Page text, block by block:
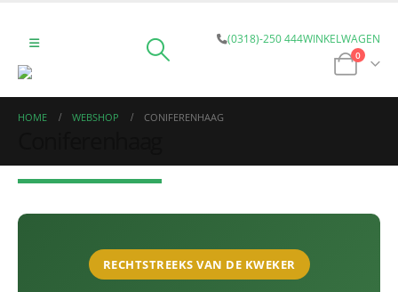
(0318)-250 444WINKELWAGEN
0
HOME WEBSHOP CONIFERENHAAG
RECHTSTREEKS VAN DE KWEKER